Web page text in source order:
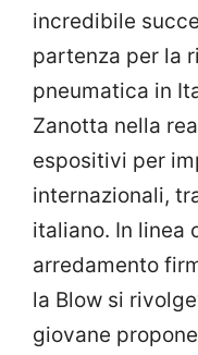
incredibile
partenza per la
pneumatica in
Zanotta nella
espositivi per
internazionali,
italiano. In linea
arredamento
la Blow si
giovane